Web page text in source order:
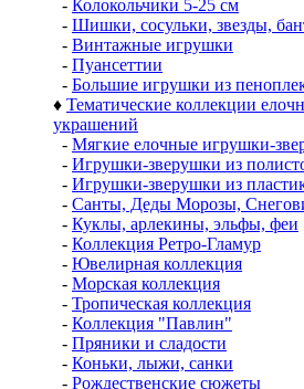
- Колокольчики 5-25 см
- Шишки, сосульки, звезды,
- Винтажные игрушки
- Пуансеттии
- Большие игрушки из
♦ Тематические коллекции
украшений
- Мягкие елочные игрушки-
- Игрушки-зверушки из
- Игрушки-зверушки из
- Санты, Деды Морозы,
- Куклы, арлекины, эльфы, феи
- Коллекция Ретро-Гламур
- Ювелирная коллекция
- Морская коллекция
- Тропическая коллекция
- Коллекция "Павлин"
- Пряники и сладости
- Коньки, лыжи, санки
- Рождественские сюжеты